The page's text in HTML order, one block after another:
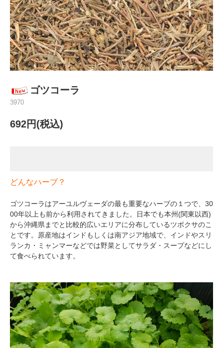
ゴツコーラ
3970
692円(税込)
どんなハーブ？
ゴツコーラはアーユルヴェーダの最も重要なハーブの１つで、30
00年以上も前から利用されてきました。日本でも本州(関東以西)
から沖縄県までと比較的広いエリアに分布しているツボクサのこ
とです。原産地はインドもしくは南アジア地域で、インドやスリ
ランカ・ミャンマーなどでは野菜としてサラダ・スープなどにし
て食べられています。